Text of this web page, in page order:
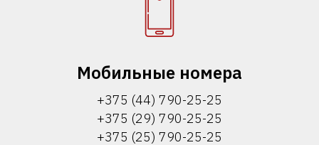
Мобильные номера
+375 (44) 790-25-25
+375 (29) 790-25-25
+375 (25) 790-25-25